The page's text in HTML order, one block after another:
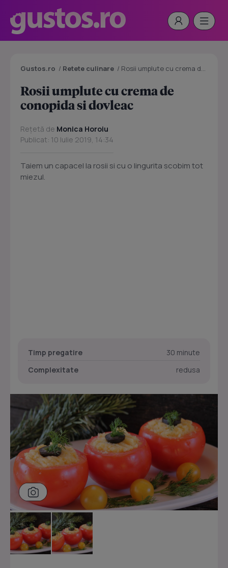
Gustos.ro / Retete culinare / Rosii umplute cu crema de conopida si dovleac
Rosii umplute cu crema de
conopida si dovleac
Rețetă de Monica Horoiu
Publicat: 10 Iulie 2019, 14:34
Taiem un capacel la rosii si cu o lingurita scobim tot
miezul.
Timp pregatire
30 minute
Complexitate
redusa